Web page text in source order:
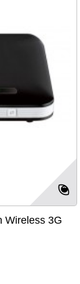
Wireless 3G